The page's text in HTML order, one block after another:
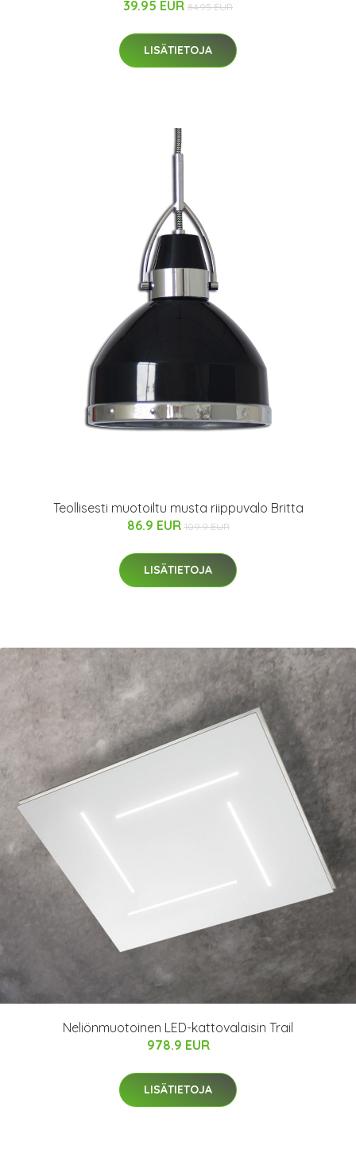
39.95 EUR 84.95 EUR
LISÄTIETOJA
Teollisesti muotoiltu musta riippuvalo Britta
86.9 EUR 109.9 EUR
LISÄTIETOJA
Neliönmuotoinen LED-kattovalaisin Trail
978.9 EUR
LISÄTIETOJA